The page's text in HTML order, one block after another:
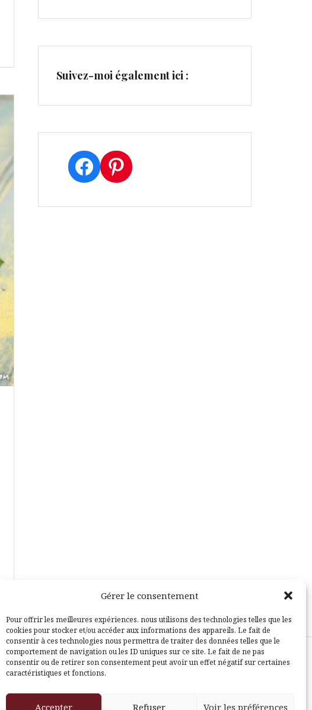
Gérer le consentement
Pour offrir les meilleures expériences, nous utilisons des technologies telles que les
cookies pour stocker et/ou accéder aux informations des appareils. Le fait de
consentir à ces technologies nous permettra de traiter des données telles que le
comportement de navigation ou les ID uniques sur ce site. Le fait de ne pas
consentir ou de retirer son consentement peut avoir un effet négatif sur certaines
caractéristiques et fonctions.
Accepter Refuser Voir les préférences
Suivez-moi également ici :
Facebook
Pinterest
par Themeisle